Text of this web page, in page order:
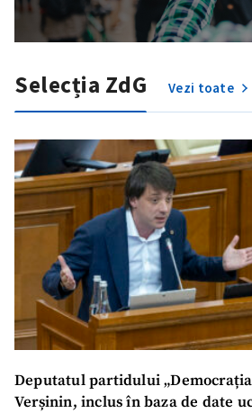
Selecția ZdG Vezi toate
Deputatul partidului
Verșinin, inclus în baza de date
ȘTIREA MEA